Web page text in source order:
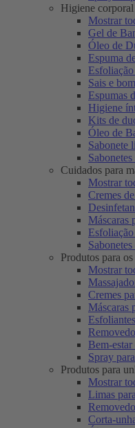
Higiene corporal
Mostrar
Gel de
Óleo de
Espuma
Sais e
Espumas
Higiene
Kits de
Óleo de
Sabonete
Cuidados para
Mostrar
Cremes
Máscaras
Produtos para os
Mostrar
Cremes
Máscaras
Bem-estar
Spray
Produtos para
Mostrar
Limas
Corta-